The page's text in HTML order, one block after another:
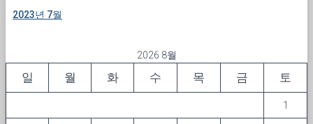
2023년 7월
2026 8월
일 월 화 수 목 금 토
1